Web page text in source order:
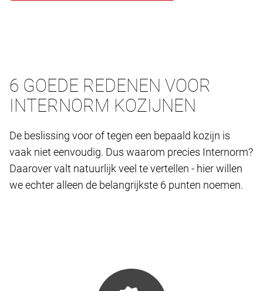
6 GOEDE REDENEN VOOR
INTERNORM KOZIJNEN
De beslissing voor of tegen een bepaald kozijn is
vaak niet eenvoudig. Dus waarom precies Internorm?
Daarover valt natuurlijk veel te vertellen - hier willen
we echter alleen de belangrijkste 6 punten noemen.